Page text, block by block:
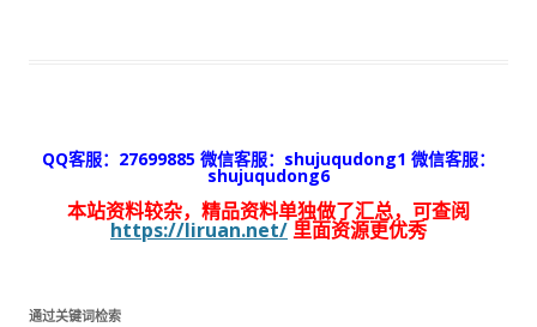
QQ客服：27699885 微信客服：shujuqudong1 微信客服：
shujuqudong6
本站资料较杂，精品资料单独做了汇总，可查阅
https://liruan.net/ 里面资源更优秀
通过关键词检索